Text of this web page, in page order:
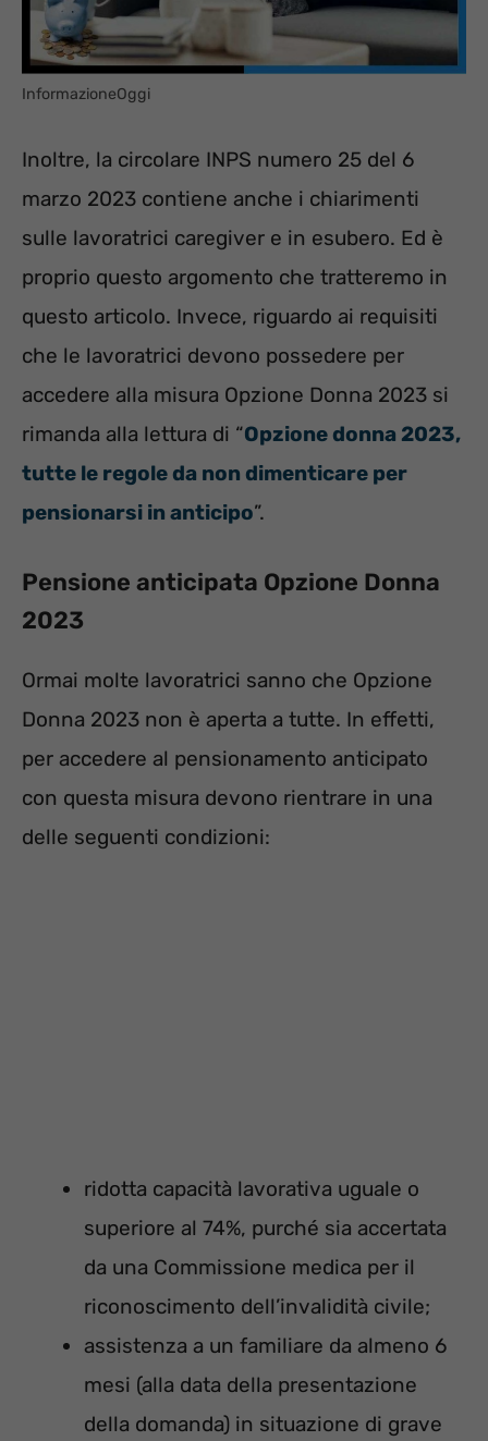
InformazioneOggi
Inoltre, la circolare INPS numero 25 del 6
marzo 2023 contiene anche i chiarimenti
sulle lavoratrici caregiver e in esubero. Ed è
proprio questo argomento che tratteremo in
questo articolo. Invece, riguardo ai requisiti
che le lavoratrici devono possedere per
accedere alla misura Opzione Donna 2023 si
rimanda alla lettura di “Opzione donna 2023,
tutte le regole da non dimenticare per
pensionarsi in anticipo”.
Pensione anticipata Opzione Donna
2023
Ormai molte lavoratrici sanno che Opzione
Donna 2023 non è aperta a tutte. In effetti,
per accedere al pensionamento anticipato
con questa misura devono rientrare in una
delle seguenti condizioni:
ridotta capacità lavorativa uguale o
superiore al 74%, purché sia accertata
da una Commissione medica per il
riconoscimento dell’invalidità civile;
assistenza a un familiare da almeno 6
mesi (alla data della presentazione
della domanda) in situazione di grave